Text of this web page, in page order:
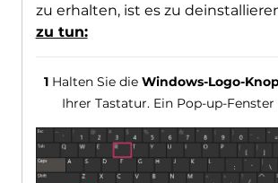
zu erhalten, ist es zu
zu tun:
1 Halten Sie dieWindows-Logo-
Ihrer Tastatur. Ein Pop-up-